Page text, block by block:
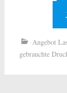
Angebot
gebrauchte